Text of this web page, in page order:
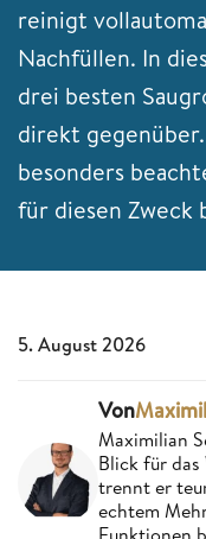
reinigt
Nachfüllen. In
drei besten
direkt
besonders
für diesen Zweck
5. August 2026
Von
Maximilian
Blick für das
trennt er
echtem